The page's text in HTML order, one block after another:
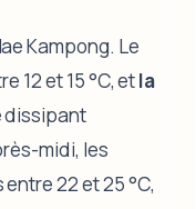
Kampong. Le
12 et 15 °C, etla
dissipant
midi, les
22 et 25 °C,